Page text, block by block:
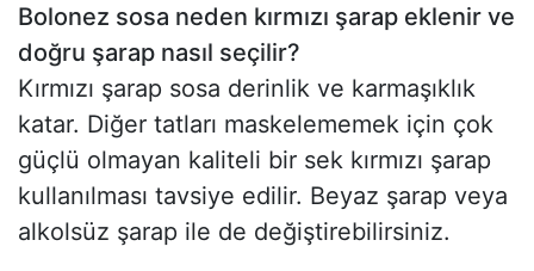
Bolonez sosa neden kırmızı şarap eklenir ve
doğru şarap nasıl seçilir?
Kırmızı şarap sosa derinlik ve karmaşıklık
katar. Diğer tatları maskelememek için çok
güçlü olmayan kaliteli bir sek kırmızı şarap
kullanılması tavsiye edilir. Beyaz şarap veya
alkolsüz şarap ile de değiştirebilirsiniz.